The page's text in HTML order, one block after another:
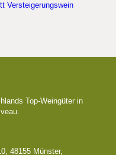
Versteigerungswein
Top-Weingüter in
48155 Münster,